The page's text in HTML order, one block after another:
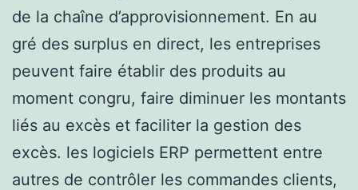
de la chaîne d’approvisionnement. En au
gré des surplus en direct, les entreprises
peuvent faire établir des produits au
moment congru, faire diminuer les montants
liés au excès et faciliter la gestion des
excès. les logiciels ERP permettent entre
autres de contrôler les commandes clients,